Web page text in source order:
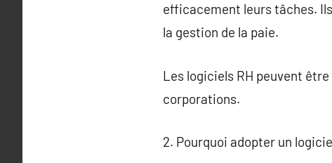
efficacement leurs tâches.
la gestion de la paie.
Les logiciels RH peuvent
corporations.
2. Pourquoi adopter un